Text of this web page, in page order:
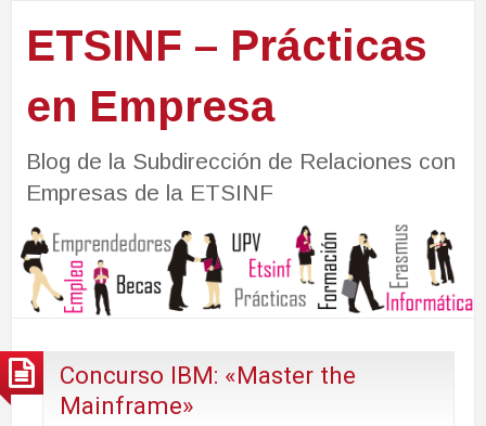
ETSINF – Prácticas
en Empresa
Blog de la Subdirección de Relaciones con
Empresas de la ETSINF
Concurso IBM: «Master the
Mainframe»